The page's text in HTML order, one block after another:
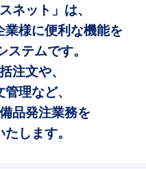
ネット」は、
業様に便利な機能を
テムです。
注文や、
理など、
品発注業務を
します。